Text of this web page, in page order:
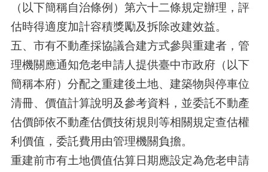
（以下簡稱自治條例）第六十二條規定辦理，評
估時得適度加計容積獎勵及拆除改建效益。
五、市有不動產採協議合建方式參與重建者，管
理機關應通知危老申請人提供臺中市政府（以下
簡稱本府）分配之重建後土地、建築物與停車位
清冊、價值計算說明及參考資料，並委託不動產
估價師依不動產估價技術規則等相關規定查估權
利價值，委託費用由管理機關負擔。
重建前市有土地價值估算日期應設定為危老申請